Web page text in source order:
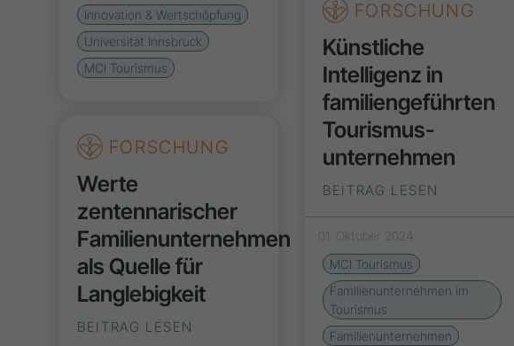
Innovation & Wertschöpfung
Universität Innsbruck
MCI Tourismus
FORSCHUNG
Künstliche
Intelligenz in
familiengeführten
Tourismus­
unternehmen
BEITRAG LESEN
01. Oktober 2024
MCI Tourismus
Familienunternehmen im
Tourismus
Familienunternehmen
FORSCHUNG
Werte
zentennarischer
Familienunternehmen
als Quelle für
Langlebigkeit
BEITRAG LESEN